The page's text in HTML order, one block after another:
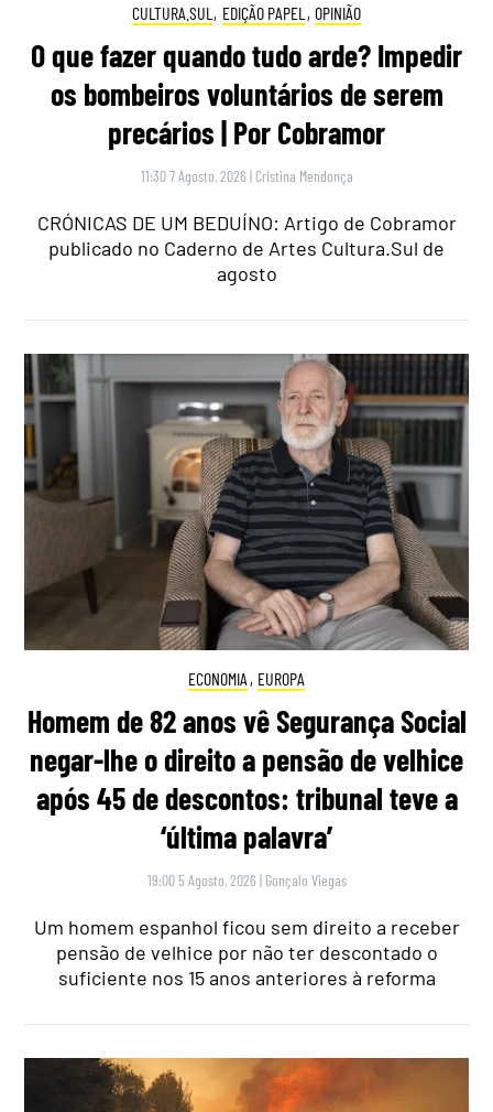
CULTURA.SUL , EDIÇÃO PAPEL , OPINIÃO
O que fazer quando tudo arde? Impedir
os bombeiros voluntários de serem
precários | Por Cobramor
11:30 7 Agosto, 2026 | Cristina Mendonça
CRÓNICAS DE UM BEDUÍNO: Artigo de Cobramor
publicado no Caderno de Artes Cultura.Sul de
agosto
ECONOMIA , EUROPA
Homem de 82 anos vê Segurança Social
negar-lhe o direito a pensão de velhice
após 45 de descontos: tribunal teve a
‘última palavra’
19:00 5 Agosto, 2026 | Gonçalo Viegas
Um homem espanhol ficou sem direito a receber
pensão de velhice por não ter descontado o
suficiente nos 15 anos anteriores à reforma